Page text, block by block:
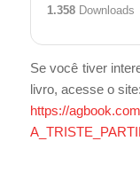
1.358Downloads
Se você tiver
livro, acesse o site:
https://